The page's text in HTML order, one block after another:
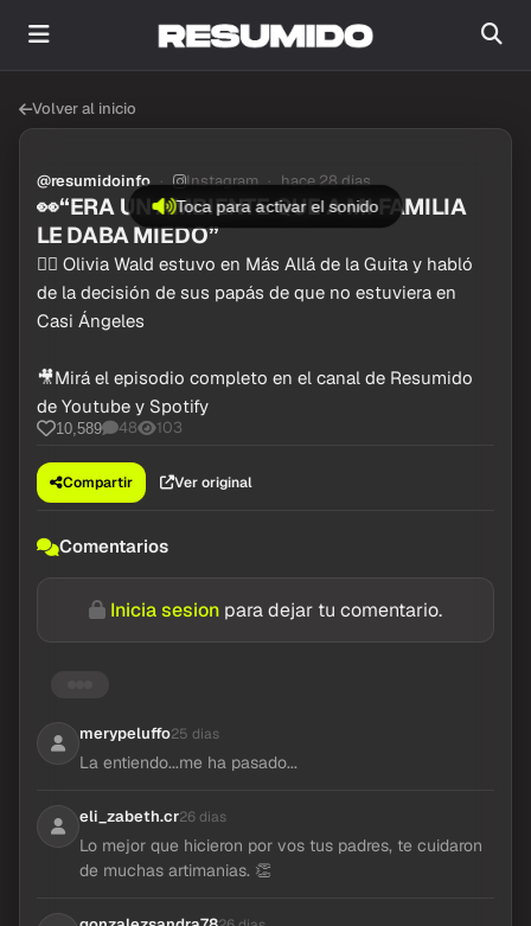
Volver al inicio
Toca para activar el sonido
@resumidoinfo Instagram hace 28 dias
👀“ERA UN AMBIENTE QUE A MI FAMILIA
LE DABA MIEDO”
👉🏼 Olivia Wald estuvo en Más Allá de la Guita y habló
de la decisión de sus papás de que no estuviera en
Casi Ángeles
🎥Mirá el episodio completo en el canal de Resumido
de Youtube y Spotify
10,589 48 103
Compartir Ver original
Comentarios
Inicia sesion para dejar tu comentario.
merypeluffo25 dias
eli_zabeth.cr 26 dias
Lo mejor que hicieron por vos tus padres, te cuidaron